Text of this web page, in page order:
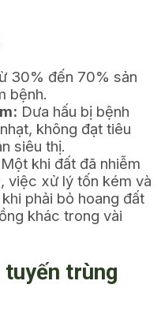
30% đến 70% sản
bệnh.
Dưa hấu bị bệnh
không đạt tiêu
siêu thị.
Một khi đất đã nhiễm
việc xử lý tốn kém và
phải bỏ hoang đất
khác trong vài
tuyến trùng